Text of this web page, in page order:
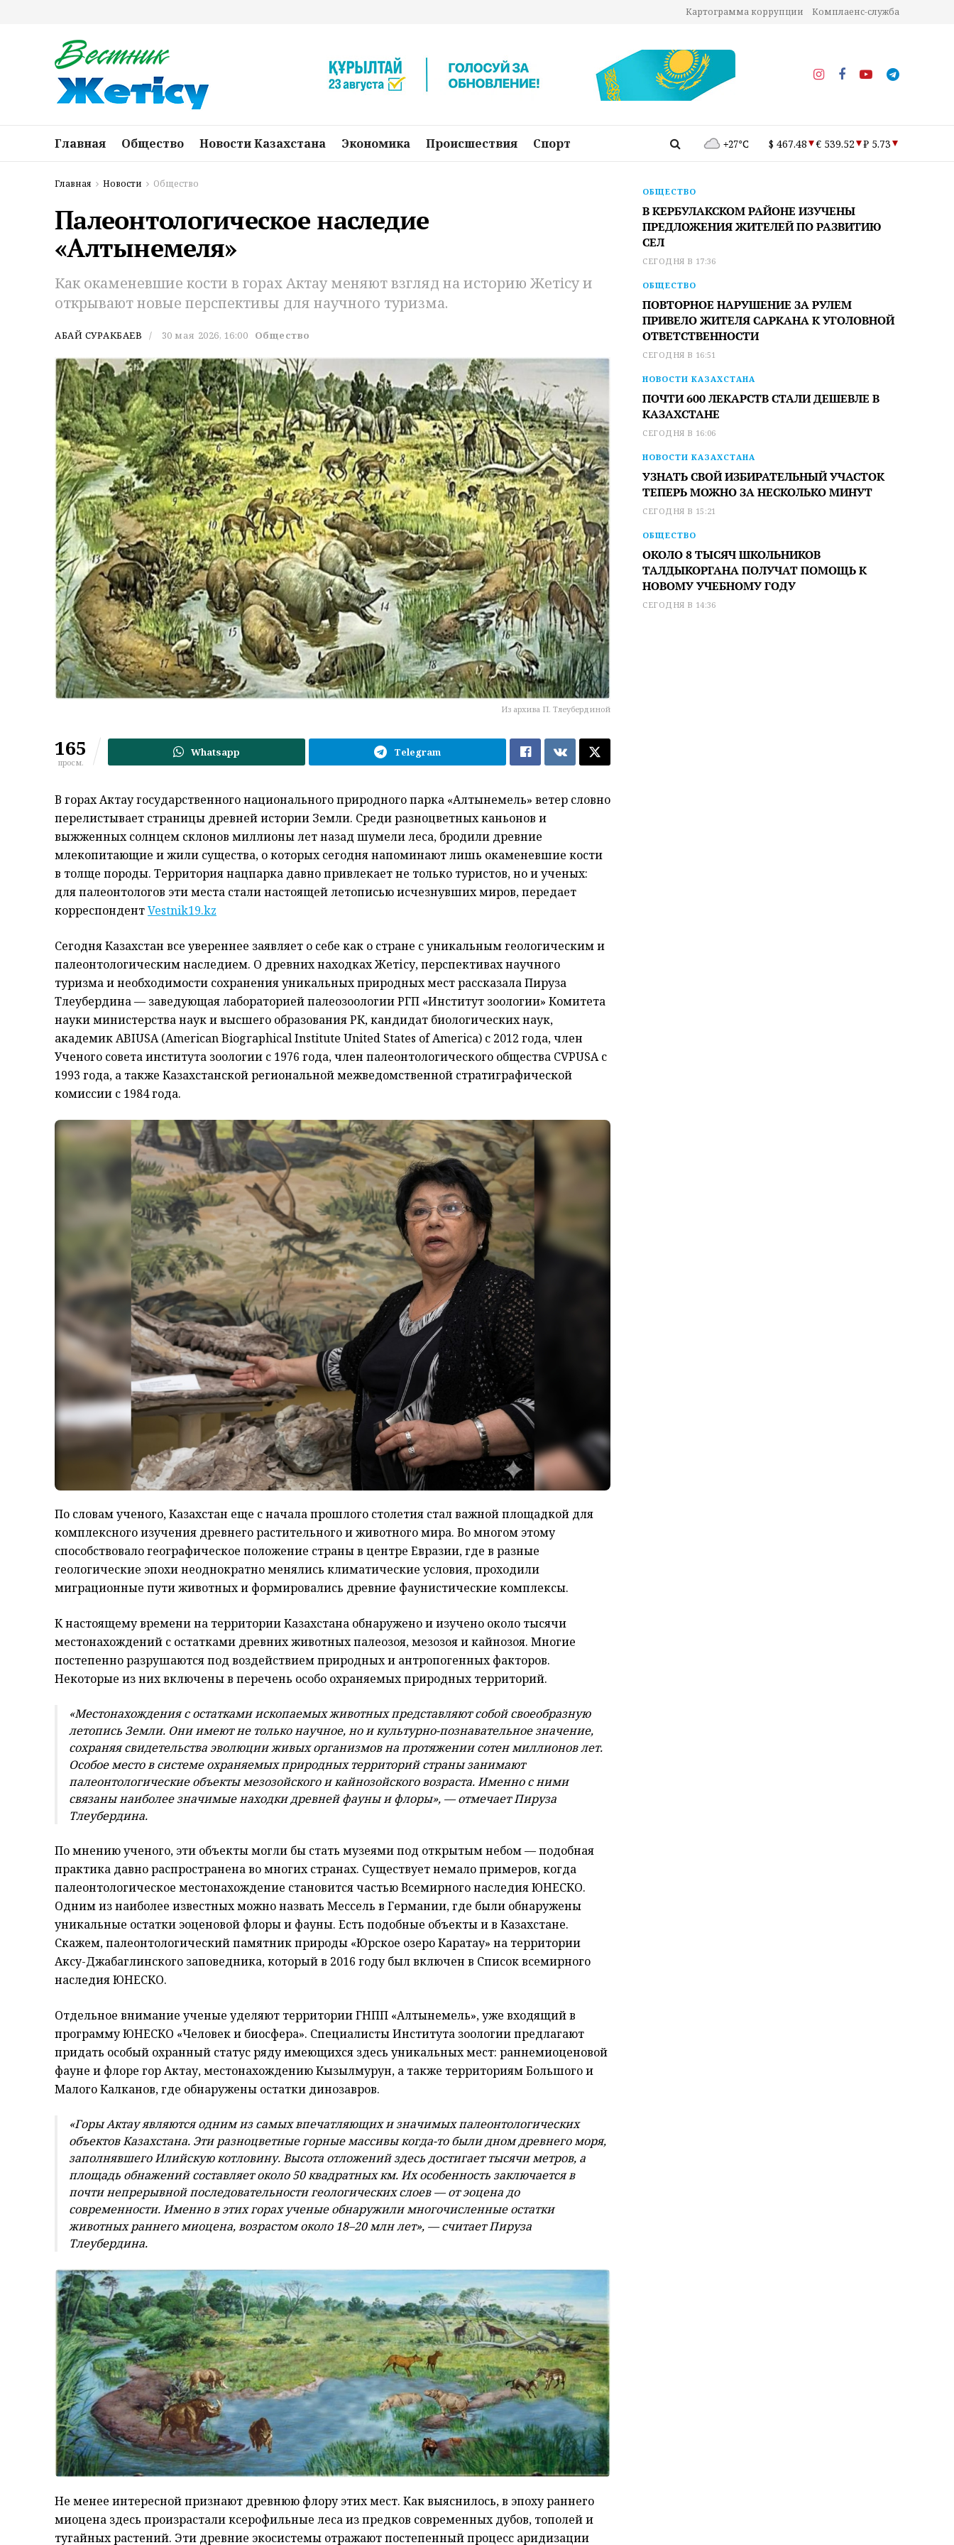
Картограмма коррупции Комплаенс-служба
Главная Общество Новости Казахстана Экономика Происшествия Спорт +27°C $ 467.48 € 539.52 ₽ 5.73
Главная Новости Общество
Палеонтологическое наследие
«Алтынемеля»
Как окаменевшие кости в горах Актау меняют взгляд на историю Жетiсу и
открывают новые перспективы для научного туризма.
АБАЙ СУРАКБАЕВ 30 мая 2026, 16:00 Общество
Из архива П. Тлеубердиной
165
просм.
Whatsapp Telegram
В горах Актау государственного национального природного парка «Алтынемель» ветер словно
перелистывает страницы древней истории Земли. Среди разноцветных каньонов и
выжженных солнцем склонов миллионы лет назад шумели леса, бродили древние
млекопитающие и жили существа, о которых сегодня напоминают лишь окаменевшие кости
в толще породы. Территория нацпарка давно привлекает не только туристов, но и ученых:
для палеонтологов эти места стали настоящей летописью исчезнувших миров, передает
корреспондентVestnik19.kz
Сегодня Казахстан все увереннее заявляет о себе как о стране с уникальным геологическим и
палеонтологическим наследием. О древних находках Жетісу, перспективах научного
туризма и необходимости сохранения уникальных природных мест рассказала Пируза
Тлеубердина — заведующая лабораторией палеозоологии РГП «Институт зоологии» Комитета
науки министерства наук и высшего образования РК, кандидат биологических наук,
академик ABIUSA (American Biographical Institute United States of America) с 2012 года, член
Ученого совета института зоологии с 1976 года, член палеонтологического общества CVPUSA с
1993 года, а также Казахстанской региональной межведомственной стратиграфической
комиссии с 1984 года.
По словам ученого, Казахстан еще с начала прошлого столетия стал важной площадкой для
комплексного изучения древнего растительного и животного мира. Во многом этому
способствовало географическое положение страны в центре Евразии, где в разные
геологические эпохи неоднократно менялись климатические условия, проходили
миграционные пути животных и формировались древние фаунистические комплексы.
К настоящему времени на территории Казахстана обнаружено и изучено около тысячи
местонахождений с остатками древних животных палеозоя, мезозоя и кайнозоя. Многие
постепенно разрушаются под воздействием природных и антропогенных факторов.
Некоторые из них включены в перечень особо охраняемых природных территорий.
«Местонахождения с остатками ископаемых животных представляют собой своеобразную
летопись Земли. Они имеют не только научное, но и культурно-познавательное значение,
сохраняя свидетельства эволюции живых организмов на протяжении сотен миллионов лет.
Особое место в системе охраняемых природных территорий страны занимают
палеонтологические объекты мезозойского и кайнозойского возраста. Именно с ними
связаны наиболее значимые находки древней фауны и флоры», — отмечает Пируза
Тлеубердина.
По мнению ученого, эти объекты могли бы стать музеями под открытым небом — подобная
практика давно распространена во многих странах. Существует немало примеров, когда
палеонтологическое местонахождение становится частью Всемирного наследия ЮНЕСКО.
Одним из наиболее известных можно назвать Мессель в Германии, где были обнаружены
уникальные остатки эоценовой флоры и фауны. Есть подобные объекты и в Казахстане.
Скажем, палеонтологический памятник природы «Юрское озеро Каратау» на территории
Аксу-Джабаглинского заповедника, который в 2016 году был включен в Список всемирного
наследия ЮНЕСКО.
Отдельное внимание ученые уделяют территории ГНПП «Алтынемель», уже входящий в
программу ЮНЕСКО «Человек и биосфера». Специалисты Института зоологии предлагают
придать особый охранный статус ряду имеющихся здесь уникальных мест: раннемиоценовой
фауне и флоре гор Актау, местонахождению Кызылмурун, а также территориям Большого и
Малого Калканов, где обнаружены остатки динозавров.
«Горы Актау являются одним из самых впечатляющих и значимых палеонтологических
объектов Казахстана. Эти разноцветные горные массивы когда-то были дном древнего моря,
заполнявшего Илийскую котловину. Высота отложений здесь достигает тысячи метров, а
площадь обнажений составляет около 50 квадратных км. Их особенность заключается в
почти непрерывной последовательности геологических слоев — от эоцена до
современности. Именно в этих горах ученые обнаружили многочисленные остатки
животных раннего миоцена, возрастом около 18–20 млн лет», — считает Пируза
Тлеубердина.
Не менее интересной признают древнюю флору этих мест. Как выяснилось, в эпоху раннего
миоцена здесь произрастали ксерофильные леса из предков современных дубов, тополей и
тугайных растений. Эти древние экосистемы отражают постепенный процесс аридизации
ОБЩЕСТВО
В КЕРБУЛАКСКОМ РАЙОНЕ ИЗУЧЕНЫ
ПРЕДЛОЖЕНИЯ ЖИТЕЛЕЙ ПО РАЗВИТИЮ
СЕЛ
СЕГОДНЯ В 17:36
ОБЩЕСТВО
ПОВТОРНОЕ НАРУШЕНИЕ ЗА РУЛЕМ
ПРИВЕЛО ЖИТЕЛЯ САРКАНА К УГОЛОВНОЙ
ОТВЕТСТВЕННОСТИ
СЕГОДНЯ В 16:51
НОВОСТИ КАЗАХСТАНА
ПОЧТИ 600 ЛЕКАРСТВ СТАЛИ ДЕШЕВЛЕ В
КАЗАХСТАНЕ
СЕГОДНЯ В 16:06
НОВОСТИ КАЗАХСТАНА
УЗНАТЬ СВОЙ ИЗБИРАТЕЛЬНЫЙ УЧАСТОК
ТЕПЕРЬ МОЖНО ЗА НЕСКОЛЬКО МИНУТ
СЕГОДНЯ В 15:21
ОБЩЕСТВО
ОКОЛО 8 ТЫСЯЧ ШКОЛЬНИКОВ
ТАЛДЫКОРГАНА ПОЛУЧАТ ПОМОЩЬ К
НОВОМУ УЧЕБНОМУ ГОДУ
СЕГОДНЯ В 14:36